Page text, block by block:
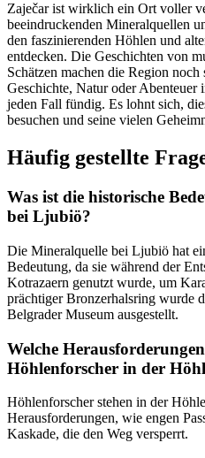
Zaječar ist wirklich ein Ort voller
beeindruckenden Mineralquellen
den faszinierenden Höhlen und
entdecken. Die Geschichten von
Schätzen machen die Region
Geschichte, Natur oder Abenteuer
jeden Fall fündig. Es lohnt sich,
besuchen und seine vielen
Häufig gestellte
Was ist die historische
bei Ljubiö?
Die Mineralquelle bei Ljubiö hat
Bedeutung, da sie während der
Kotrazaern genutzt wurde, um
prächtiger Bronzerhalsring wurde
Belgrader Museum ausgestellt.
Welche
Höhlenforscher in der
Höhlenforscher stehen in der
Herausforderungen, wie engen
Kaskade, die den Weg versperrt.